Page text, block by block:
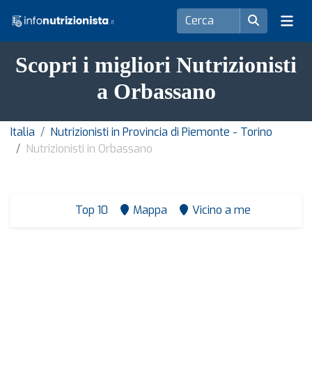
Scopri i migliori Nutrizionisti
a Orbassano
Italia
Nutrizionisti in Provincia di Piemonte - Torino
Nutrizionisti in Orbassano
Top 10 Mappa Vicino a me